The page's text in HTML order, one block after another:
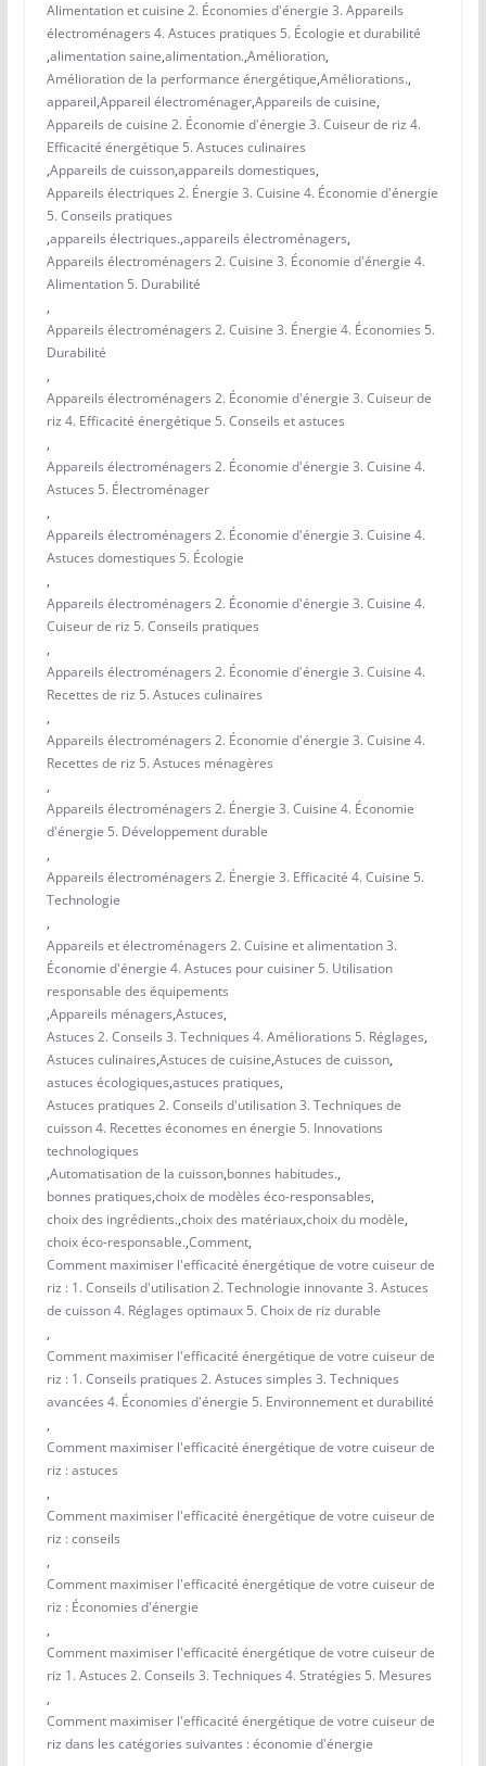
Alimentation et cuisine 2. Économies d'énergie 3. Appareils
électroménagers 4. Astuces pratiques 5. Écologie et durabilité
,alimentation saine,alimentation.,Amélioration,
Amélioration de la performance énergétique,Améliorations.,
appareil,Appareil électroménager,Appareils de cuisine,
Appareils de cuisine 2. Économie d'énergie 3. Cuiseur de riz 4.
Efficacité énergétique 5. Astuces culinaires
,Appareils de cuisson,appareils domestiques,
Appareils électriques 2. Énergie 3. Cuisine 4. Économie d'énergie
5. Conseils pratiques
,appareils électriques.,appareils électroménagers,
Appareils électroménagers 2. Cuisine 3. Économie d'énergie 4.
Alimentation 5. Durabilité
,
Appareils électroménagers 2. Cuisine 3. Énergie 4. Économies 5.
Durabilité
,
Appareils électroménagers 2. Économie d'énergie 3. Cuiseur de
riz 4. Efficacité énergétique 5. Conseils et astuces
,
Appareils électroménagers 2. Économie d'énergie 3. Cuisine 4.
Astuces 5. Électroménager
,
Appareils électroménagers 2. Économie d'énergie 3. Cuisine 4.
Astuces domestiques 5. Écologie
,
Appareils électroménagers 2. Économie d'énergie 3. Cuisine 4.
Cuiseur de riz 5. Conseils pratiques
,
Appareils électroménagers 2. Économie d'énergie 3. Cuisine 4.
Recettes de riz 5. Astuces culinaires
,
Appareils électroménagers 2. Économie d'énergie 3. Cuisine 4.
Recettes de riz 5. Astuces ménagères
,
Appareils électroménagers 2. Énergie 3. Cuisine 4. Économie
d'énergie 5. Développement durable
,
Appareils électroménagers 2. Énergie 3. Efficacité 4. Cuisine 5.
Technologie
,
Appareils et électroménagers 2. Cuisine et alimentation 3.
Économie d'énergie 4. Astuces pour cuisiner 5. Utilisation
responsable des équipements
,Appareils ménagers,Astuces,
Astuces 2. Conseils 3. Techniques 4. Améliorations 5. Réglages,
Astuces culinaires,Astuces de cuisine,Astuces de cuisson,
astuces écologiques,astuces pratiques,
Astuces pratiques 2. Conseils d'utilisation 3. Techniques de
cuisson 4. Recettes économes en énergie 5. Innovations
technologiques
,Automatisation de la cuisson,bonnes habitudes.,
bonnes pratiques,choix de modèles éco-responsables,
choix des ingrédients.,choix des matériaux,choix du modèle,
choix éco-responsable.,Comment,
Comment maximiser l'efficacité énergétique de votre cuiseur de
riz : 1. Conseils d'utilisation 2. Technologie innovante 3. Astuces
de cuisson 4. Réglages optimaux 5. Choix de riz durable
,
Comment maximiser l'efficacité énergétique de votre cuiseur de
riz : 1. Conseils pratiques 2. Astuces simples 3. Techniques
avancées 4. Économies d'énergie 5. Environnement et durabilité
,
Comment maximiser l'efficacité énergétique de votre cuiseur de
riz : astuces
,
Comment maximiser l'efficacité énergétique de votre cuiseur de
riz : conseils
,
Comment maximiser l'efficacité énergétique de votre cuiseur de
riz : Économies d'énergie
,
Comment maximiser l'efficacité énergétique de votre cuiseur de
riz 1. Astuces 2. Conseils 3. Techniques 4. Stratégies 5. Mesures
,
Comment maximiser l'efficacité énergétique de votre cuiseur de
riz dans les catégories suivantes : économie d'énergie